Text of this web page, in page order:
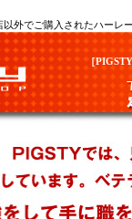
外でご購入されたハーレ
［